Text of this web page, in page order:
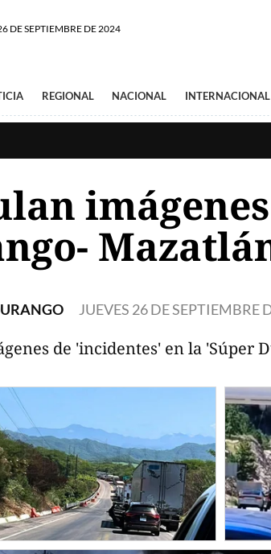
DE SEPTIEMBRE DE 2024
REGIONAL NACIONAL INTERNACIONAL
JUEVES 26 DE SEPTIEMBRE
de 'incidentes' en la 'Súper